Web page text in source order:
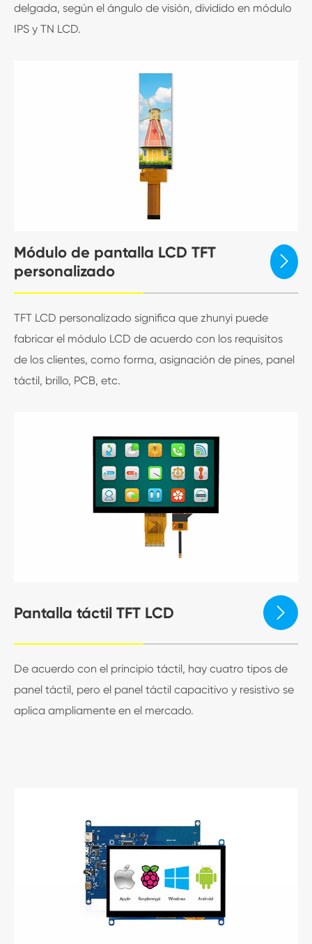
delgada, según el ángulo de visión, dividido en módulo
IPS y TN LCD.
Módulo de pantalla LCD TFT
personalizado

TFT LCD personalizado significa que zhunyi puede
fabricar el módulo LCD de acuerdo con los requisitos
de los clientes, como forma, asignación de pines, panel
táctil, brillo, PCB, etc.
Pantalla táctil TFT LCD 
De acuerdo con el principio táctil, hay cuatro tipos de
panel táctil, pero el panel táctil capacitivo y resistivo se
aplica ampliamente en el mercado.